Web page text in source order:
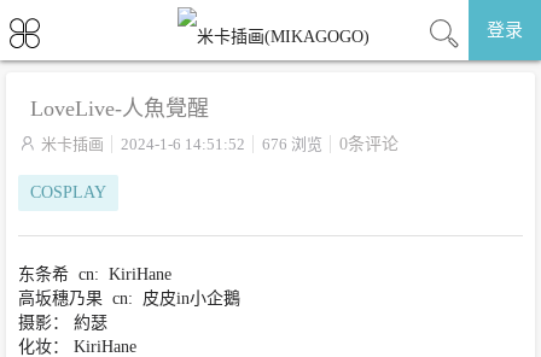
登录
LoveLive-人魚覺醒
 米卡插画 2024-1-6 14:51:52 676 浏览 0条评论
COSPLAY
东条希 cn: KiriHane
高坂穗乃果 cn: 皮皮in小企鵝
摄影： 約瑟
化妆： KiriHane